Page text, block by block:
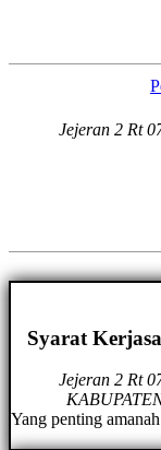
Jejeran 2 Rt
Syarat
Jejeran 2 Rt
Yang penting amanah